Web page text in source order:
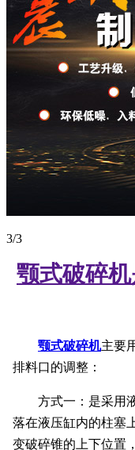
1/3
颚式破碎
颚式破碎机主要
排料口的调整：
方式一：是采用
落在液压缸内的柱塞
变破碎锥的上下位置